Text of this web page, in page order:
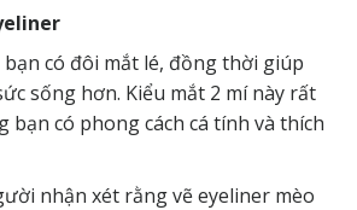
có đôi mắt lé, đồng thời giúp
sống hơn. Kiểu mắt 2 mí này rất
bạn có phong cách cá tính và thích
nhận xét rằng vẽ eyeliner mèo